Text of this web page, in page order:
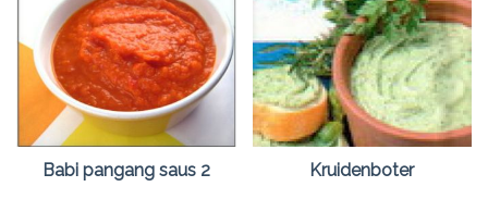
Babi pangang saus 2 Kruidenboter